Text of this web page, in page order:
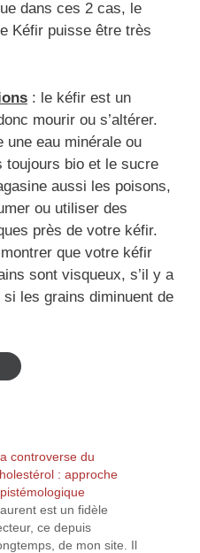
dans ces 2 cas, le
Kéfir puisse être très
: le kéfir est un
mourir ou s’altérer.
une eau minérale ou
bio et le sucre
aussi les poisons,
ou utiliser des
près de votre kéfir.
que votre kéfir
sont visqueux, s’il y a
les grains diminuent de
controverse du
: approche
est un fidèle
ce depuis
de mon site. Il